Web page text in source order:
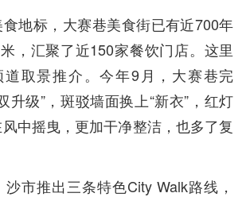
地标，大赛巷美食街已有近700年
，汇聚了近150家餐饮门店。这里
取景推介。今年9月，大赛巷完
升级”，斑驳墙面换上“新衣”，红灯
中摇曳，更加干净整洁，也多了复
市推出三条特色City Walk路线，